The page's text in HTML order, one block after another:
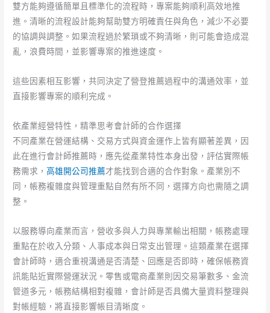
雙方能夠遵循簡單且標準化的流程時，專案能夠順利高效地推
進。清晰的流程設計能夠幫助雙方明確責任與角色，減少不必要
的協調與調整。如果流程過於繁瑣或不夠清晰，則可能會造成混
亂，浪費時間，並影響專案的推進速度。
這些因素相互影響，共同決定了營登推薦過程中的溝通效率，並
直接影響專案的順利完成。
依產業經營特性，精準思考會計師的合作選擇
不同產業在營運結構、交易方式與資金運作上皆有顯著差異，因
此在進行會計師推薦時，應先從產業特性本身出發，評估實際帳
務需求，高雄開公司推薦才能找到合適的合作對象。產業別不
同，帳務複雜度與管理重點自然有所不同，選擇方向也需隨之調
整。
以服務導向產業而言，營收多與人力與專業輸出相關，帳務處理
重點在於收入分類、人事成本與日常支出管理。這類產業在選擇
會計師時，適合重視溝通是否清楚、回應是否即時，確保帳務資
訊能貼近實際營運狀況。零售或電商產業則因交易筆數多、金流
管道多元，帳務結構相對複雜，會計師是否具備大量資料整理與
對帳經驗，將直接影響帳目清晰度。